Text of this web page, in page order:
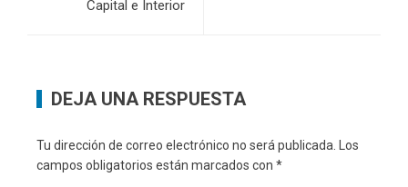
Capital e Interior
DEJA UNA RESPUESTA
Tu dirección de correo electrónico no será publicada.
Los
campos obligatorios están marcados con *